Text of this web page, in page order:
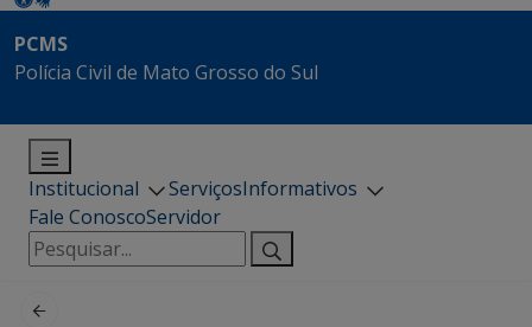
PCMS
Polícia Civil de Mato Grosso do Sul
Institucional ServiçosInformativos
Fale ConoscoServidor
Pesquisar
por: